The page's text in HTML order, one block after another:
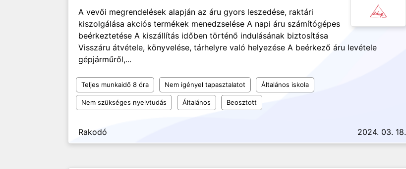
A vevői megrendelések alapján az áru gyors leszedése, raktári
kiszolgálása akciós termékek menedzselése A napi áru számítógépes
beérkeztetése A kiszállítás időben történő indulásának biztosítása
Visszáru átvétele, könyvelése, tárhelyre való helyezése A beérkező áru levétele
gépjárműről,...
Teljes munkaidő 8 óra Nem igényel tapasztalatot Általános iskola
Nem szükséges nyelvtudás Általános Beosztott
Rakodó 2024. 03. 18.